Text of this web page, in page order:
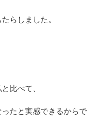
らしました。
比べて、
たと実感できるからで